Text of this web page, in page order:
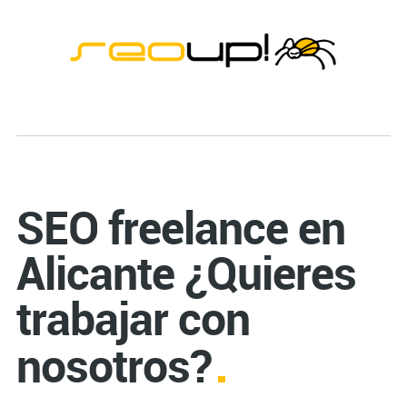
SEO freelance en
Alicante ¿Quieres
trabajar con
nosotros?